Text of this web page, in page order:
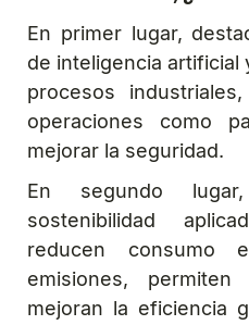
En primer lugar,
de inteligencia artificial
procesos
operaciones como
mejorar la seguridad.
En segundo
sostenibilidad
reducen consumo
emisiones,
mejoran la eficiencia